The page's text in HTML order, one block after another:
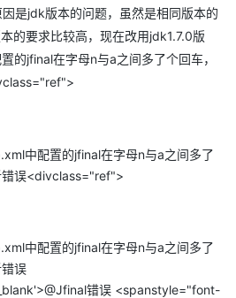
是jdk版本的问题，虽然是相同版本的
的要求比较高，现在改用jdk1.7.0版
的jfinal在字母n与a之间多了个回车，
中配置的jfinal在字母n与a之间多了
误<divclass="ref">
中配置的jfinal在字母n与a之间多了
误
错误 <spanstyle="font-